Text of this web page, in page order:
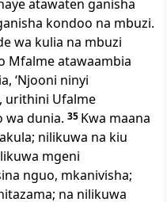
atawaten ganisha
kondoo na mbuzi.
wa kulia na mbuzi
Mfalme atawaambia
‘Njooni ninyi
urithini Ufalme
wa dunia. 35 Kwa maana
nilikuwa na kiu
mgeni
nguo, mkanivisha;
na nilikuwa